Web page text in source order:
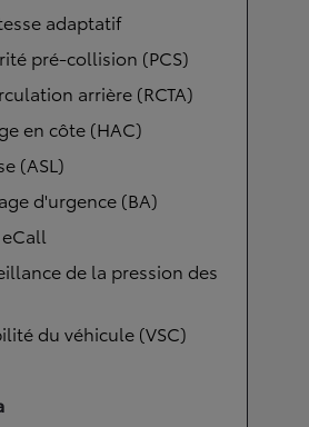
adaptatif
pré-collision (PCS)
arrière (RCTA)
en côte (HAC)
(ASL)
d'urgence (BA)
de la pression des
du véhicule (VSC)